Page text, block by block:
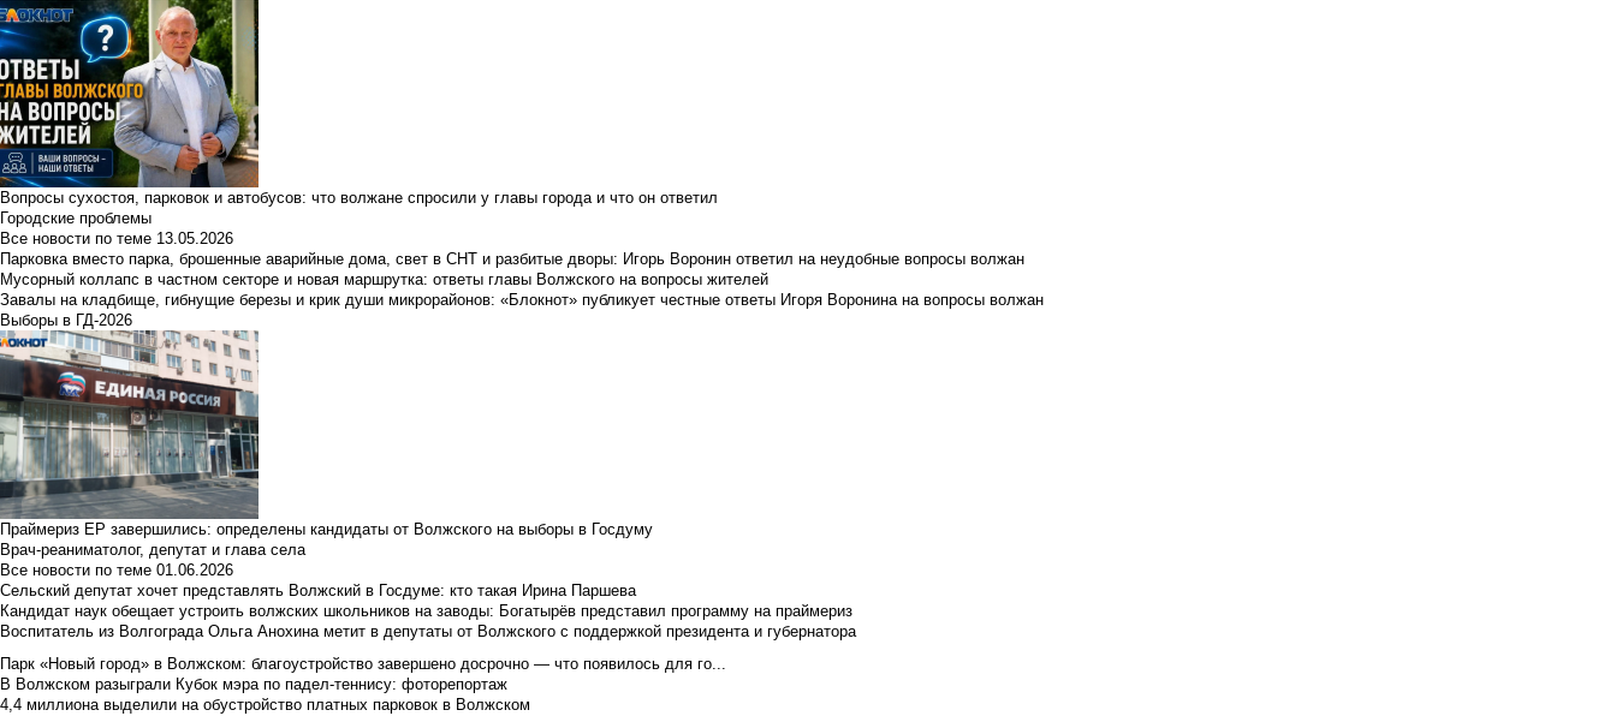
Вопросы сухостоя, парковок и автобусов: что волжане спросили у главы города и что он ответил
Городские проблемы
Все новости по теме 13.05.2026
Парковка вместо парка, брошенные аварийные дома, свет в СНТ и разбитые дворы: Игорь Воронин ответил на неудобные вопросы волжан
Мусорный коллапс в частном секторе и новая маршрутка: ответы главы Волжского на вопросы жителей
Завалы на кладбище, гибнущие березы и крик души микрорайонов: «Блокнот» публикует честные ответы Игоря Воронина на вопросы волжан
Выборы в ГД-2026
Праймериз ЕР завершились: определены кандидаты от Волжского на выборы в Госдуму
Врач-реаниматолог, депутат и глава села
Все новости по теме 01.06.2026
Сельский депутат хочет представлять Волжский в Госдуме: кто такая Ирина Паршева
Кандидат наук обещает устроить волжских школьников на заводы: Богатырёв представил программу на праймериз
Воспитатель из Волгограда Ольга Анохина метит в депутаты от Волжского с поддержкой президента и губернатора
Парк «Новый город» в Волжском: благоустройство завершено досрочно — что появилось для го...
В Волжском разыграли Кубок мэра по падел-теннису: фоторепортаж
4,4 миллиона выделили на обустройство платных парковок в Волжском